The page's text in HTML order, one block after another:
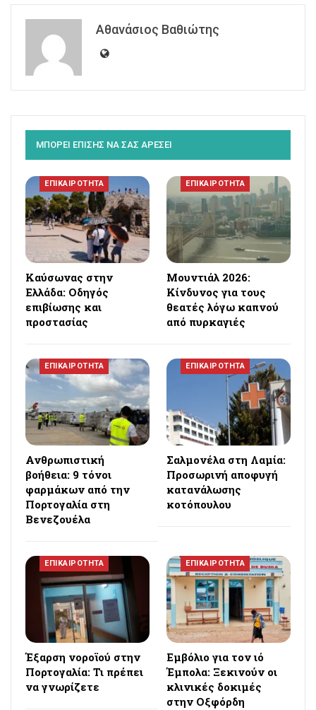
Αθανάσιος Βαθιώτης
ΜΠΟΡΕΙ ΕΠΙΣΗΣ ΝΑ ΣΑΣ ΑΡΕΣΕΙ
ΕΠΙΚΑΙΡΟΤΗΤΑ
Καύσωνας στην
Ελλάδα: Οδηγός
επιβίωσης και
προστασίας
ΕΠΙΚΑΙΡΟΤΗΤΑ
Μουντιάλ 2026:
Κίνδυνος για τους
θεατές λόγω καπνού
από πυρκαγιές
ΕΠΙΚΑΙΡΟΤΗΤΑ
Ανθρωπιστική
βοήθεια: 9 τόνοι
φαρμάκων από την
Πορτογαλία στη
Βενεζουέλα
ΕΠΙΚΑΙΡΟΤΗΤΑ
Σαλμονέλα στη Λαμία:
Προσωρινή αποφυγή
κατανάλωσης
κοτόπουλου
ΕΠΙΚΑΙΡΟΤΗΤΑ
Έξαρση νοροϊού στην
Πορτογαλία: Τι πρέπει
να γνωρίζετε
ΕΠΙΚΑΙΡΟΤΗΤΑ
Εμβόλιο για τον ιό
Έμπολα: Ξεκινούν οι
κλινικές δοκιμές
στην Οξφόρδη